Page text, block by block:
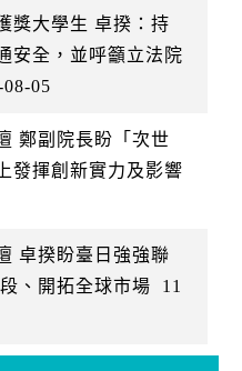
獎大學生 卓揆：持
安全，並呼籲立法院
08-05
鄭副院長盼「次世
發揮創新實力及影響
卓揆盼臺日強強聯
、開拓全球市場
11